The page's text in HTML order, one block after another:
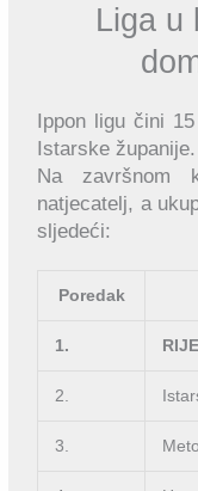
Liga u
Ippon ligu čini
Istarske županije.
Na završnom
natjecatelj, a
sljedeći:
Poredak
1.
2.
3.